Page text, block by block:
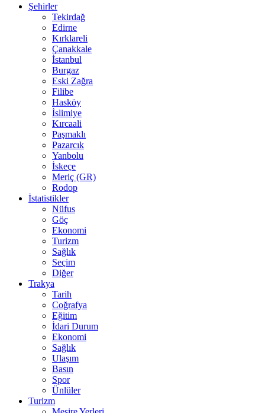
Şehirler
Tekirdağ
Edirne
Kırklareli
Çanakkale
İstanbul
Burgaz
Eski Zağra
Filibe
Hasköy
İslimiye
Kırcaali
Paşmaklı
Pazarcık
Yanbolu
İskeçe
Meriç (GR)
Rodop
İstatistikler
Nüfus
Göç
Ekonomi
Turizm
Sağlık
Seçim
Diğer
Trakya
Tarih
Coğrafya
Eğitim
İdari Durum
Ekonomi
Sağlık
Ulaşım
Basın
Spor
Ünlüler
Turizm